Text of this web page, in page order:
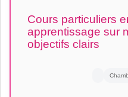
Cours particuliers
apprentissage sur
objectifs clairs